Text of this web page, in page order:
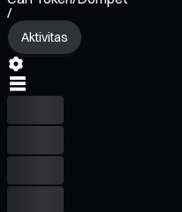
/
Aktivitas